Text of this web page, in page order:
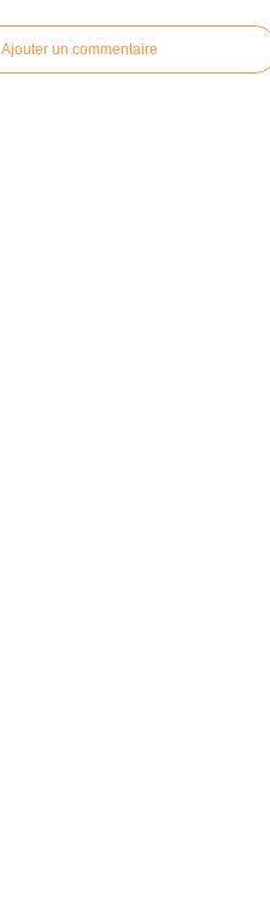
Ajouter un commentaire